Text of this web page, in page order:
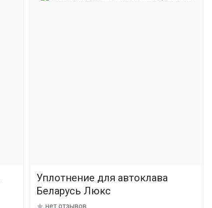
Уплотнение для автоклава
Беларусь Люкс
нет отзывов